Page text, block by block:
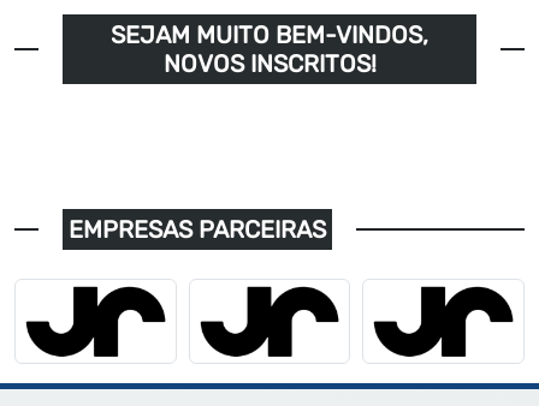
SEJAM MUITO BEM-VINDOS,
NOVOS INSCRITOS!
EMPRESAS PARCEIRAS